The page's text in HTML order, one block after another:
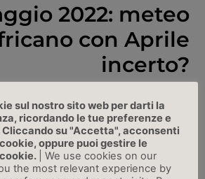
2022: meteo
con Aprile
incerto?
Meteo2, 04/05/2022
LINK
sul nostro sito web per darti la
ricordando le tue preferenze e
su "Accetta", acconsenti
oppure puoi gestire le
| We use cookies on our
the most relevant experience by